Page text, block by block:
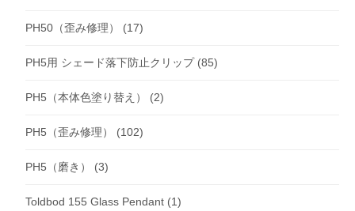
PH50（歪み修理） (17)
PH5用 シェード落下防止クリップ(85)
PH5（本体色塗り替え） (2)
PH5（歪み修理） (102)
PH5（磨き） (3)
Toldbod 155 Glass Pendant (1)